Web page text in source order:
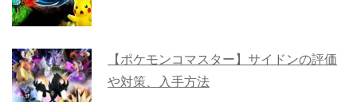
【ポケモンコマスター】サイドンの評価
や対策、入手方法